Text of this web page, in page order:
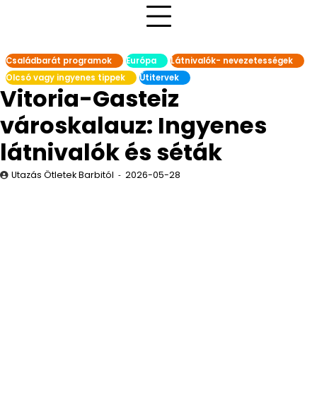
Családbarát programok Európa
Látnivalók- nevezetességek
Olcsó vagy ingyenes tippek
Útitervek
Vitoria-Gasteiz
városkalauz: Ingyenes
látnivalók és séták
Utazás Ötletek Barbitól 2026-05-28